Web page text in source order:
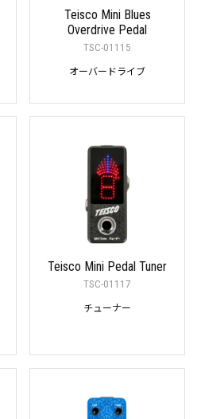
Teisco Mini Blues
Overdrive Pedal
TSC-01115
オーバードライブ
Teisco Mini Pedal Tuner
TSC-01117
チューナー